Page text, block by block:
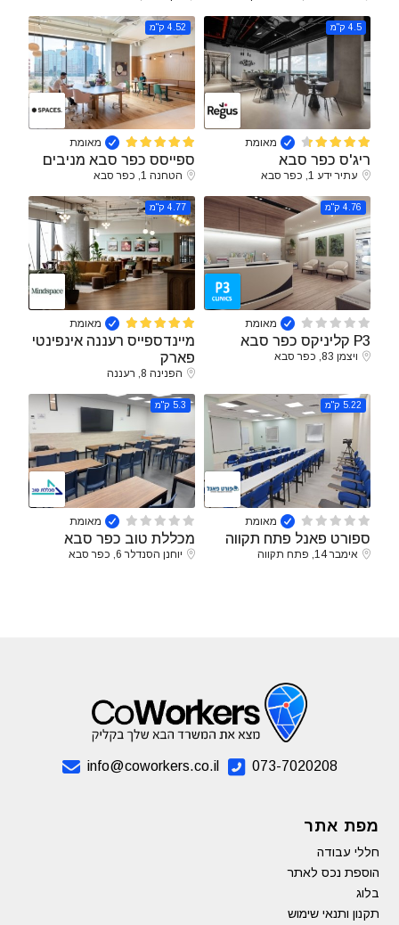
מאומת
4.5 ק"מ
ריג'ס כפר סבא
עתיר ידע 1, כפר סבא
מאומת
4.52 ק"מ
ספייסס כפר סבא מניבים
הטחנה 1, כפר סבא
מאומת
4.76 ק"מ
P3 קליניקס כפר סבא
ויצמן 83, כפר סבא
מאומת
4.77 ק"מ
מיינדספייס רעננה אינפינטי
פארק
הפנינה 8, רעננה
מאומת
5.22 ק"מ
ספורט פאנל פתח תקווה
אימבר 14, פתח תקווה
מאומת
5.3 ק"מ
מכללת טוב כפר סבא
יוחנן הסנדלר 6, כפר סבא
מפת אתר
חללי עבודה
הוספת נכס לאתר
בלוג
תקנון ותנאי שימוש
info@coworkers.co.il 073-7020208